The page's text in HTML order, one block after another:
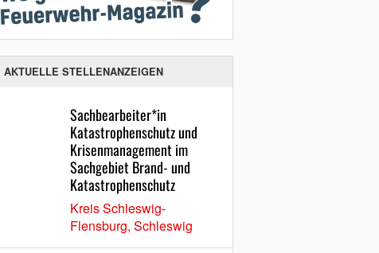
AKTUELLE STELLENANZEIGEN
Sachbearbeiter*in
Katastrophenschutz und
Krisenmanagement im
Sachgebiet Brand- und
Katastrophenschutz
Kreis Schleswig-
Flensburg, Schleswig